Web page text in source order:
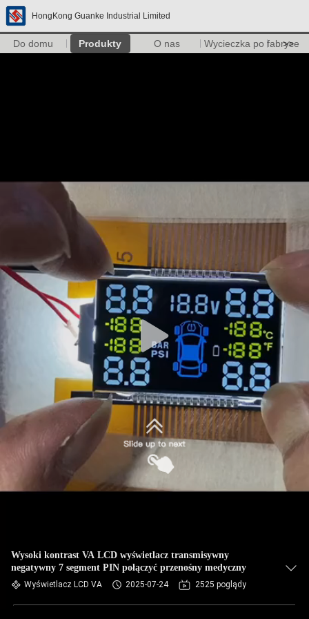
HongKong Guanke Industrial Limited
Do domu Produkty O nas Wycieczka po fabryce
>>
Wysoki kontrast VA LCD wyświetlacz transmisywny
negatywny 7 segment PIN połączyć przenośny medyczny
Wyświetlacz LCD VA 2025-07-24 2525 poglądy